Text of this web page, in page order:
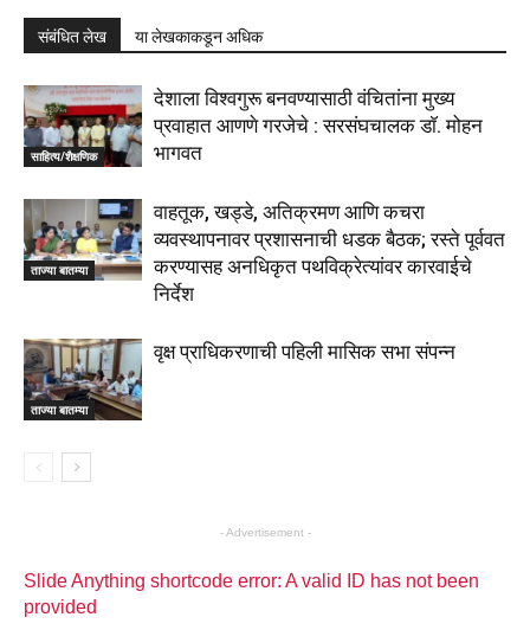
संबंधित लेख या लेखकाकडून अधिक
साहित्य/शैक्षणिक
देशाला विश्वगुरू बनवण्यासाठी वंचितांना मुख्य
प्रवाहात आणणे गरजेचे : सरसंघचालक डाॅ. मोहन
भागवत
ताज्या बातम्या
वाहतूक, खड्डे, अतिक्रमण आणि कचरा
व्यवस्थापनावर प्रशासनाची धडक बैठक; रस्ते पूर्ववत
करण्यासह अनधिकृत पथविक्रेत्यांवर कारवाईचे
निर्देश
ताज्या बातम्या
वृक्ष प्राधिकरणाची पहिली मासिक सभा संपन्न
- Advertisement -
Slide Anything shortcode error: A valid ID has not been
provided